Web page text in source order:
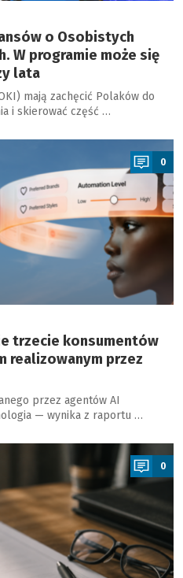
o Osobistych
W programie może się
lata
mają zachęcić Polaków do
i skierować część …
0
trzecie konsumentów
realizowanym przez
przez agentów AI
— wynika z raportu …
0